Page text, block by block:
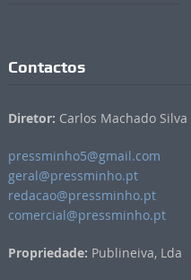
Contactos
Diretor: Carlos Machado Silva
pressminho5@gmail.com
geral@pressminho.pt
redacao@pressminho.pt
comercial@pressminho.pt
Propriedade: Publineiva, Lda